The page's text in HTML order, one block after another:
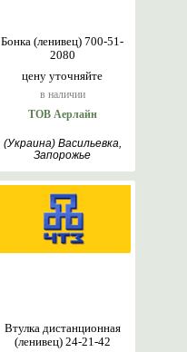
цену уточняйте
в наличии
Бонка (ленивец) 700-51-
2080
ТОВ Аерлайн
(Украина) Васильевка,
Запорожье
Втулка дистанционная
(ленивец) 24-21-42